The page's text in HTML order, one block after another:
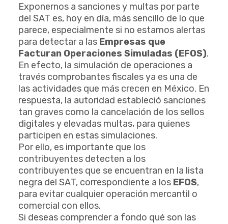
Exponernos a sanciones y multas por parte
del SAT es, hoy en día, más sencillo de lo que
parece, especialmente si no estamos alertas
para detectar a las Empresas que
Facturan Operaciones Simuladas (EFOS).
En efecto, la simulación de operaciones a
través comprobantes fiscales ya es una de
las actividades que más crecen en México. En
respuesta, la autoridad estableció sanciones
tan graves como la cancelación de los sellos
digitales y elevadas multas, para quienes
participen en estas simulaciones.
Por ello, es importante que los
contribuyentes detecten a los
contribuyentes que se encuentran en la lista
negra del SAT, correspondiente a los EFOS,
para evitar cualquier operación mercantil o
comercial con ellos.
Si deseas comprender a fondo qué son las